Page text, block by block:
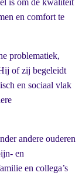
en comfort te
problematiek,
of zij begeleidt
en sociaal vlak
andere ouderen
en
en collega’s